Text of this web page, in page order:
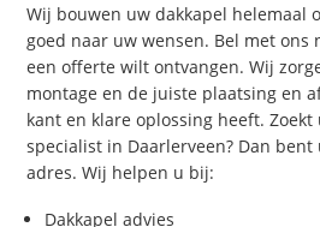
Wij bouwen uw dakkapel helemaal
goed naar uw wensen. Bel met ons
een offerte wilt ontvangen. Wij
montage en de juiste plaatsing en
kant en klare oplossing heeft. Zoekt
specialist in Daarlerveen? Dan
adres. Wij helpen u bij:
Dakkapel advies